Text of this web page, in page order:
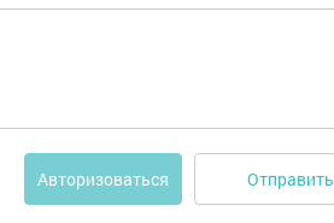
Авторизоваться Отправить